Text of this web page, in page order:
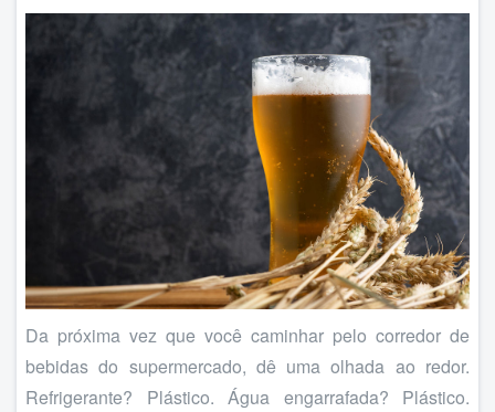
Da próxima vez que você caminhar pelo corredor de
bebidas do supermercado, dê uma olhada ao redor.
Refrigerante? Plástico. Água engarrafada? Plástico.